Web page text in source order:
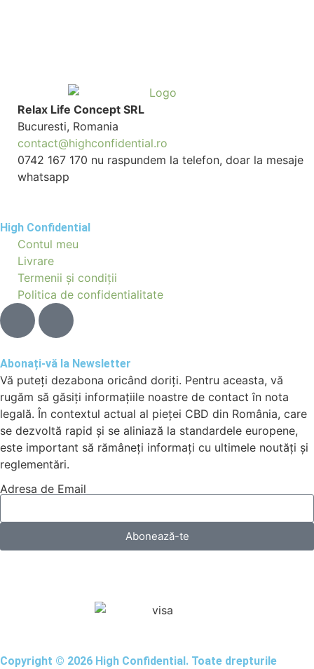
Relax Life Concept SRL
Bucuresti, Romania
contact@highconfidential.ro
0742 167 170 nu raspundem la telefon, doar la mesaje
whatsapp
High Confidential
Contul meu
Livrare
Termenii și condiții
Politica de confidentialitate
Abonați-vă la Newsletter
Vă puteți dezabona oricând doriți. Pentru aceasta, vă
rugăm să găsiți informațiile noastre de contact în nota
legală. În contextul actual al pieței CBD din România, care
se dezvoltă rapid și se aliniază la standardele europene,
este important să rămâneți informați cu ultimele noutăți și
reglementări.
Adresa de Email
Abonează-te
Copyright © 2026 High Confidential. Toate drepturile